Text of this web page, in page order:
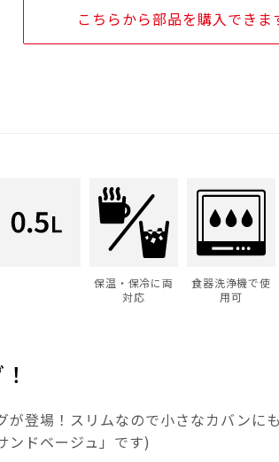
こちらから部品を購入できま
保温・保冷に両
対応
食器洗浄機で使
用可
登場！スリムなので小さなカバンに
ンドベージュ」です)